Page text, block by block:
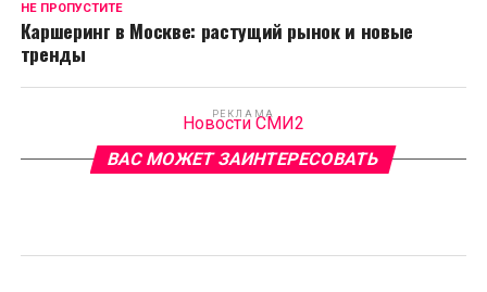
НЕ ПРОПУСТИТЕ
Каршеринг в Москве: растущий рынок и новые
тренды
РЕКЛАМА
Новости СМИ2
ВАС МОЖЕТ ЗАИНТЕРЕСОВАТЬ